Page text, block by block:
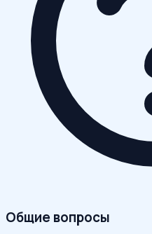
Общие вопросы